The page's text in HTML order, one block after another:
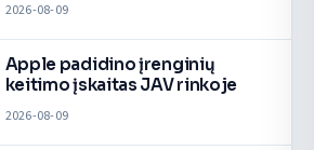
2026-08-09
Apple padidino įrenginių
keitimo įskaitas JAV rinkoje
2026-08-09